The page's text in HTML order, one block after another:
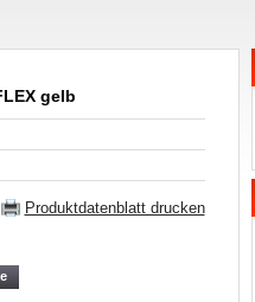
gelb
Produktdatenblatt drucken